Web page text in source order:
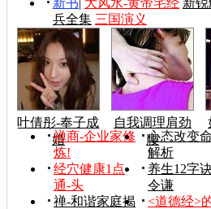
兵全集 三国演义
叶倩彤-奉子成
婚
自我调理肩劲
腰
禅商-企业家修
炼!
心态改变
解析
经穴健康1点
通-头
养生12字
令谦
禅-和谐家庭揭
<道德经>